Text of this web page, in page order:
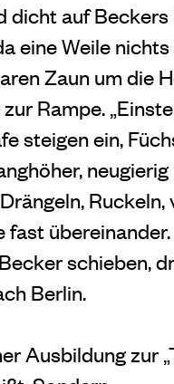
dicht auf Beckers
eine Weile nichts
Zaun um die
Rampe.
steigen ein,
neugierig
übereinander.
schieben,
Berlin.
Ausbildung zur